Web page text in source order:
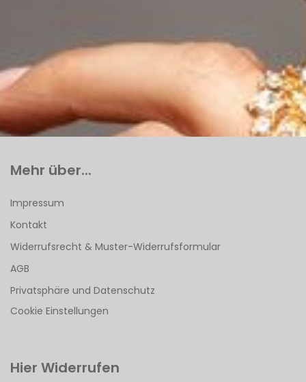
Mehr über...
Impressum
Kontakt
Widerrufsrecht & Muster-Widerrufsformular
AGB
Privatsphäre und Datenschutz
Cookie Einstellungen
Hier Widerrufen